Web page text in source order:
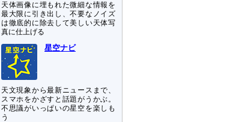
天体画像に埋もれた微細な情報を
最大限に引き出し、不要なノイズ
は徹底的に除去して美しい天体写
真に仕上げる
星空ナビ
天文現象から最新ニュースまで、
スマホをかざすと話題がうかぶ。
不思議がいっぱいの星空を楽しも
う